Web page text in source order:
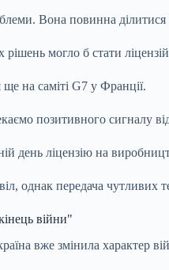
Вона повинна
могло б стати
на саміті G7 у Франції.
позитивного сигналу
день ліцензію на
однак передача чутливих
війни"
вже змінила характер